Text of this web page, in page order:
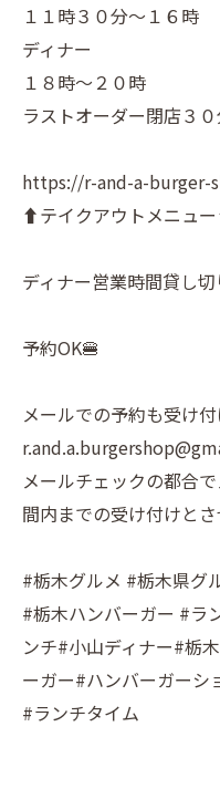
１１時３０分～１６時
ディナー
１８時～２０時
ラストオーダー閉店３
https://r-and-a-burger-
⬆️テイクアウトメニュ
ディナー営業時間貸し切
予約OK🍔
メールでの予約も受け
メールチェックの都合
間内までの受け付けとさ
#栃木グルメ #栃木県グ
#栃木ハンバーガー #ラ
ンチ#小山ディナー#栃
ーガー#ハンバーガーシ
#ランチタイム